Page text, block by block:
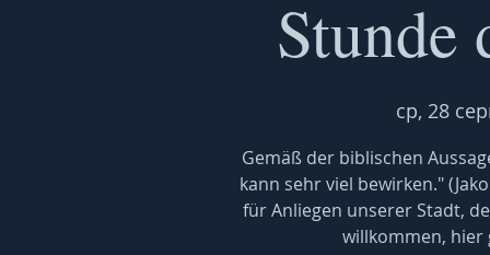
Stunde
ср, 28
Gemäß der biblischen
kann sehr viel bewirken."
für Anliegen unserer Stadt,
willkommen, hier